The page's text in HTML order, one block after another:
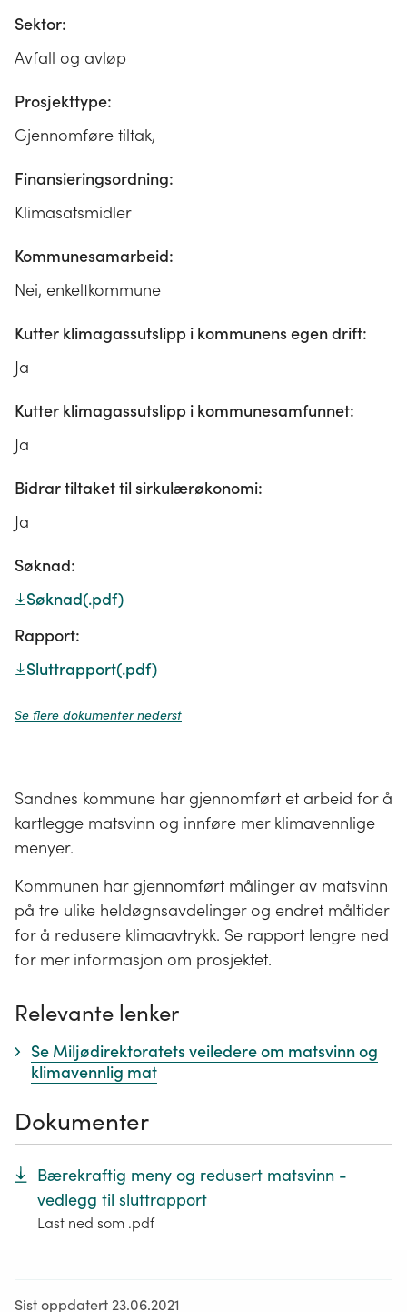
Sektor:
Avfall og avløp
Prosjekttype:
Gjennomføre tiltak,
Finansieringsordning:
Klimasatsmidler
Kommunesamarbeid:
Nei, enkeltkommune
Kutter klimagassutslipp i kommunens egen drift:
Ja
Kutter klimagassutslipp i kommunesamfunnet:
Ja
Bidrar tiltaket til sirkulærøkonomi:
Ja
Søknad:
Søknad(.pdf)
Rapport:
Sluttrapport(.pdf)
Se flere dokumenter nederst
Sandnes kommune har gjennomført et arbeid for å
kartlegge matsvinn og innføre mer klimavennlige
menyer.
Kommunen har gjennomført målinger av matsvinn
på tre ulike heldøgnsavdelinger og endret måltider
for å redusere klimaavtrykk. Se rapport lengre ned
for mer informasjon om prosjektet.
Relevante lenker
Se Miljødirektoratets veiledere om matsvinn og
klimavennlig mat
Dokumenter
Bærekraftig meny og redusert matsvinn -
vedlegg til sluttrapport
Last ned som .pdf
Sist oppdatert 23.06.2021